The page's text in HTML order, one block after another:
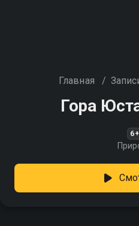
Главная /
Гора
6+